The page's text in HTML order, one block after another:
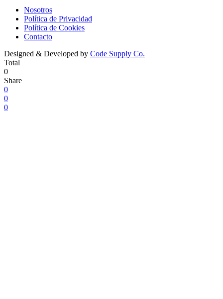
Nosotros
Política de Privacidad
Política de Cookies
Contacto
Designed & Developed by Code Supply Co.
Total
0
Share
0
0
0